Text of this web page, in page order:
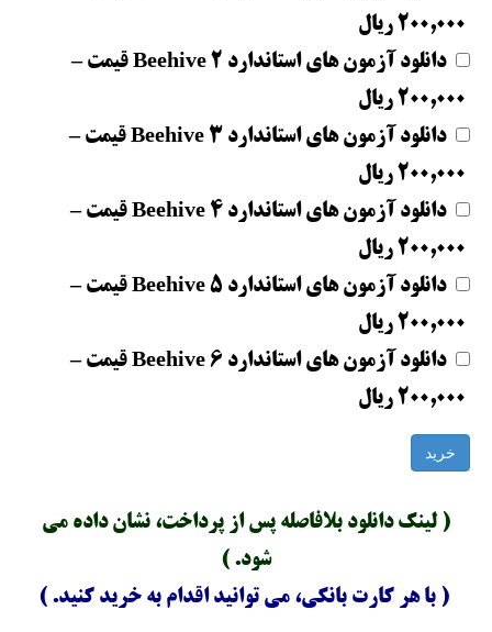
200,000 ریال
دانلود آزمون های استاندارد Beehive 2 قیمت
–
200,000 ریال
دانلود آزمون های استاندارد Beehive 3 قیمت
–
200,000 ریال
دانلود آزمون های استاندارد Beehive 4 قیمت
–
200,000 ریال
دانلود آزمون های استاندارد Beehive 5 قیمت
–
200,000 ریال
دانلود آزمون های استاندارد Beehive 6 قیمت
–
200,000 ریال
خرید
( لینک دانلود بلافاصله پس از پرداخت، نشان داده می
شود. )
( با هر کارت بانکی، می توانید اقدام به خرید کنید. )